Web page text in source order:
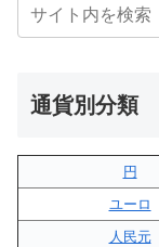
通貨別分類
円
ユーロ
人民元